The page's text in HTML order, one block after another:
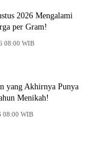
2026 Mengalami
per Gram!
Selasa, 4 Agu 2026 08:00 WIB
yang Akhirnya Punya
Menikah!
Senin, 3 Agu 2026 08:00 WIB